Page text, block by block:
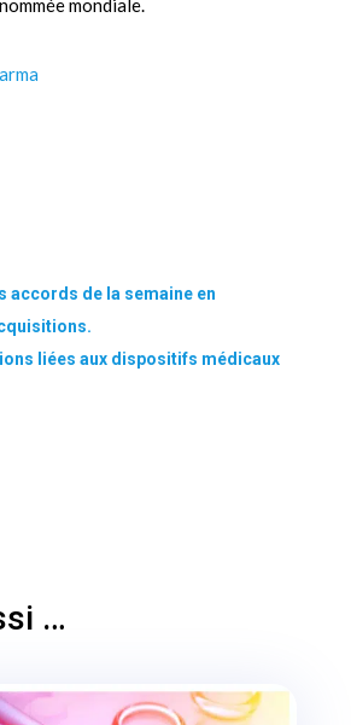
mondiale.
accords de la semaine en
liées aux dispositifs médicaux
…